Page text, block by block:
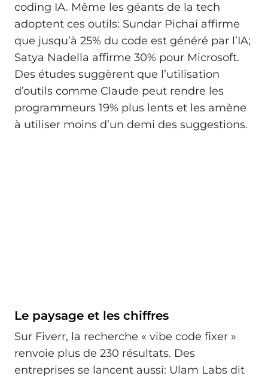
coding IA. Même les géants de la tech
adoptent ces outils: Sundar Pichai affirme
que jusqu’à 25% du code est généré par l’IA;
Satya Nadella affirme 30% pour Microsoft.
Des études suggèrent que l’utilisation
d’outils comme Claude peut rendre les
programmeurs 19% plus lents et les amène
à utiliser moins d’un demi des suggestions.
Le paysage et les chiffres
Sur Fiverr, la recherche « vibe code fixer »
renvoie plus de 230 résultats. Des
entreprises se lancent aussi: Ulam Labs dit